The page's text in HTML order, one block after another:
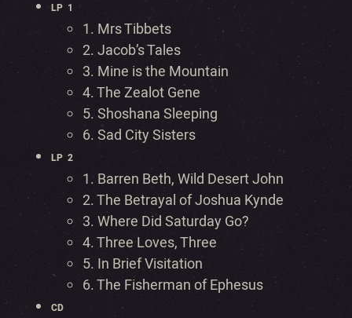
LP 1
1. Mrs Tibbets
2. Jacob’s Tales
3. Mine is the Mountain
4. The Zealot Gene
5. Shoshana Sleeping
6. Sad City Sisters
LP 2
1. Barren Beth, Wild Desert John
2. The Betrayal of Joshua Kynde
3. Where Did Saturday Go?
4. Three Loves, Three
5. In Brief Visitation
6. The Fisherman of Ephesus
CD